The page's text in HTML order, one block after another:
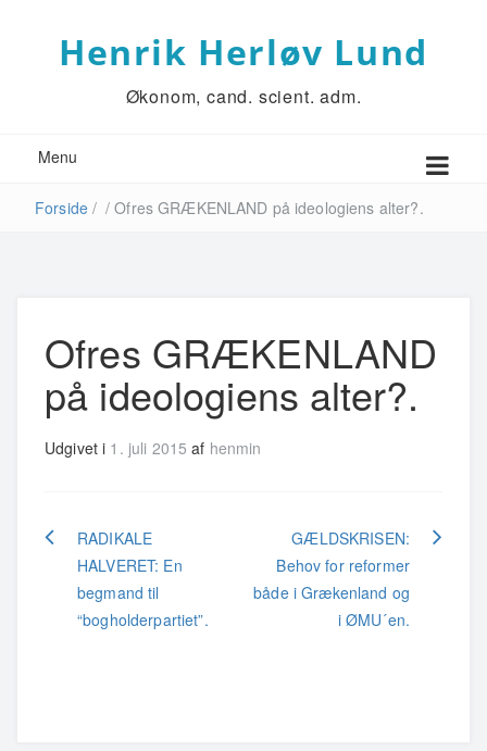
Henrik Herløv Lund
Økonom, cand. scient. adm.
Menu
Forside / / Ofres GRÆKENLAND på ideologiens alter?.
Ofres GRÆKENLAND
på ideologiens alter?.
Udgivet i 1. juli 2015 af henmin
Indlægsnavigation
RADIKALE
HALVERET: En
begmand til
“bogholderpartiet”.
GÆLDSKRISEN:
Behov for reformer
både i Grækenland og
i ØMU´en.